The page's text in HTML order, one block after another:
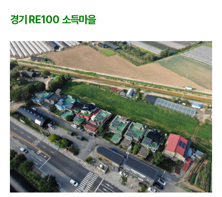
경기 RE100 소득마을